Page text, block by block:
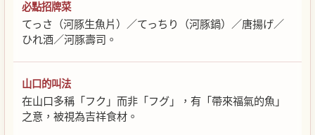
必點招牌菜
てっさ（河豚生魚片）／てっちり（河豚鍋）／唐揚げ／
ひれ酒／河豚壽司。
山口的叫法
在山口多稱「フク」而非「フグ」，有「帶來福氣的魚」
之意，被視為吉祥食材。